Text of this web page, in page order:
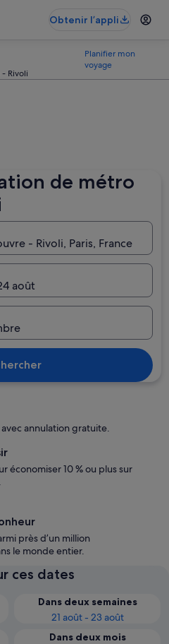
Obtenir l’appli
Rivoli
Planifier mon
voyage
de métro
- Rivoli, Paris, France
août
annulation gratuite.
économiser 10 % ou plus sur
près d’un million
le monde entier.
ces dates
Dans deux semaines
21 août - 23 août
Dans deux mois